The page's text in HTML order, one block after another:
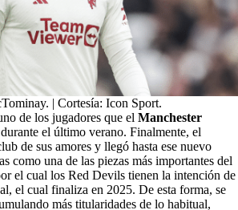
| Cortesía: Icon Sport.
de los jugadores que el Manchester
el último verano. Finalmente, el
de sus amores y llegó hasta ese nuevo
como una de las piezas más importantes del
el cual los Red Devils tienen la intención de
el cual finaliza en 2025. De esta forma, se
más titularidades de lo habitual,